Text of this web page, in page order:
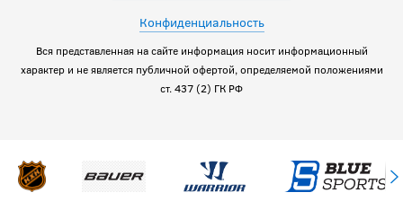
Конфиденциальность
Вся представленная на сайте информация носит информационный
характер и не является публичной офертой, определяемой положениями
ст. 437 (2) ГК РФ